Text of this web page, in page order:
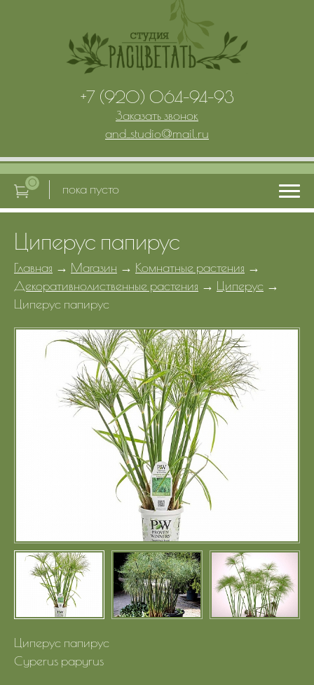
Циперус папирус
Главная → Магазин → Комнатные растения →
Декоративнолиственные растения → Циперус →
Циперус папирус
Циперус папирус
Cyperus papyrus
+7 (920) 064-94-93
Заказать звонок
and_studio@mail.ru
0 пока пусто
Главная
Услуги
Портфолио
Цены
Контакты